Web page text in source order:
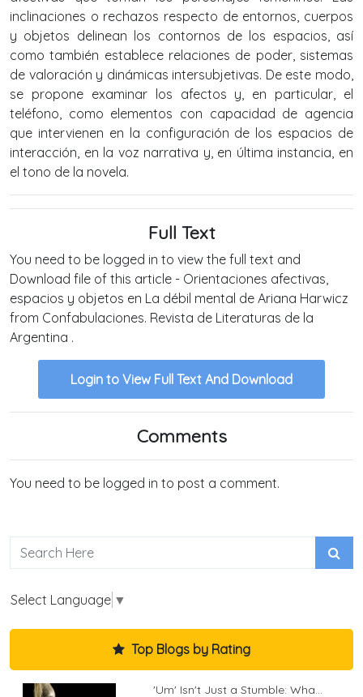
inclinaciones o rechazos respecto de entornos, cuerpos
y objetos delinean los contornos de los espacios, así
como también establece relaciones de poder, sistemas
de valoración y dinámicas intersubjetivas. De este modo,
se propone examinar los afectos y, en particular, el
teléfono, como elementos con capacidad de agencia
que intervienen en la configuración de los espacios de
interacción, en la voz narrativa y, en última instancia, en
el tono de la novela.
Full Text
You need to be logged in to view the full text and
Download file of this article - Orientaciones afectivas,
espacios y objetos en La débil mental de Ariana Harwicz
from Confabulaciones. Revista de Literaturas de la
Argentina .
Login to View Full Text And Download
Comments
You need to be logged in to post a comment.
Select Language ▼
Top Blogs by Rating
'Um' Isn't Just a Stumble: Wha...